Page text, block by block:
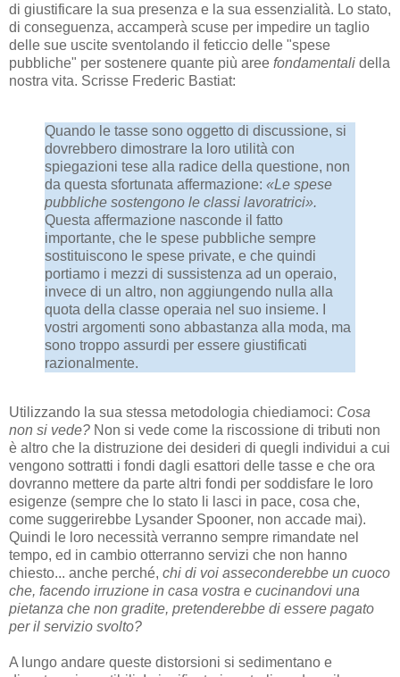
di giustificare la sua presenza e la sua essenzialità. Lo stato,
di conseguenza, accamperà scuse per impedire un taglio
delle sue uscite sventolando il feticcio delle "spese
pubbliche" per sostenere quante più aree fondamentali della
nostra vita. Scrisse Frederic Bastiat:
Quando le tasse sono oggetto di discussione, si
dovrebbero dimostrare la loro utilità con
spiegazioni tese alla radice della questione, non
da questa sfortunata affermazione: «Le spese
pubbliche sostengono le classi lavoratrici».
Questa affermazione nasconde il fatto
importante, che le spese pubbliche sempre
sostituiscono le spese private, e che quindi
portiamo i mezzi di sussistenza ad un operaio,
invece di un altro, non aggiungendo nulla alla
quota della classe operaia nel suo insieme. I
vostri argomenti sono abbastanza alla moda, ma
sono troppo assurdi per essere giustificati
razionalmente.
Utilizzando la sua stessa metodologia chiediamoci: Cosa
non si vede? Non si vede come la riscossione di tributi non
è altro che la distruzione dei desideri di quegli individui a cui
vengono sottratti i fondi dagli esattori delle tasse e che ora
dovranno mettere da parte altri fondi per soddisfare le loro
esigenze (sempre che lo stato li lasci in pace, cosa che,
come suggerirebbe Lysander Spooner, non accade mai).
Quindi le loro necessità verranno sempre rimandate nel
tempo, ed in cambio otterranno servizi che non hanno
chiesto... anche perché, chi di voi asseconderebbe un cuoco
che, facendo irruzione in casa vostra e cucinandovi una
pietanza che non gradite, pretenderebbe di essere pagato
per il servizio svolto?
A lungo andare queste distorsioni si sedimentano e